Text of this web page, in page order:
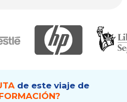
de este viaje de